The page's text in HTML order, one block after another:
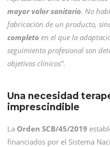
mayor valor sanitario. No
fabricación de un producto,
completo en el que la
seguimiento profesional son
objetivos clínicos”.
Una necesidad
imprescindible
La Orden SCB/45/2019
financiados por el Sistema